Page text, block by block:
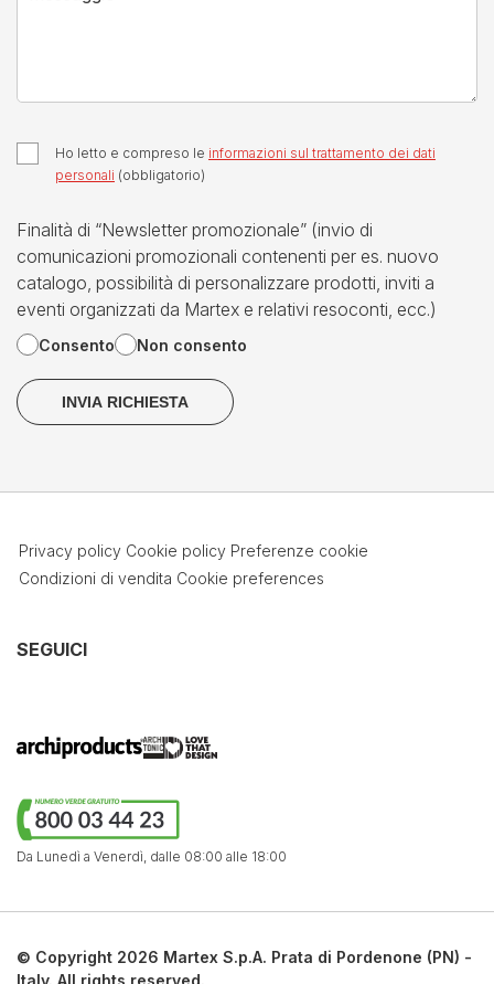
Ho letto e compreso le informazioni sul trattamento dei dati
personali (obbligatorio)
Finalità di “Newsletter promozionale” (invio di
comunicazioni promozionali contenenti per es. nuovo
catalogo, possibilità di personalizzare prodotti, inviti a
eventi organizzati da Martex e relativi resoconti, ecc.)
Consento Non consento
Privacy policy Cookie policy Preferenze cookie
Condizioni di vendita Cookie preferences
SEGUICI
Da Lunedì a Venerdì, dalle 08:00 alle 18:00
© Copyright 2026 Martex S.p.A. Prata di Pordenone (PN) -
Italy. All rights reserved.